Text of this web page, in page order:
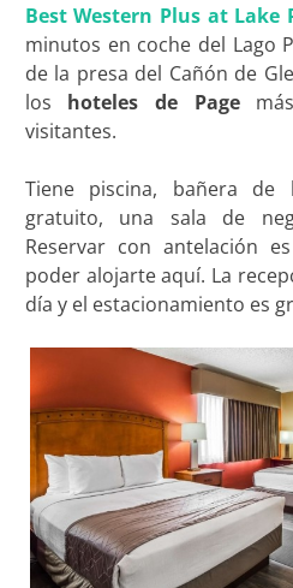
Best Western Plus at Lake
minutos en coche del Lago
de la presa del Cañón de
los hoteles de Page
visitantes.
Tiene piscina, bañera de
gratuito, una sala de
Reservar con antelación
poder alojarte aquí. La
día y el estacionamiento es